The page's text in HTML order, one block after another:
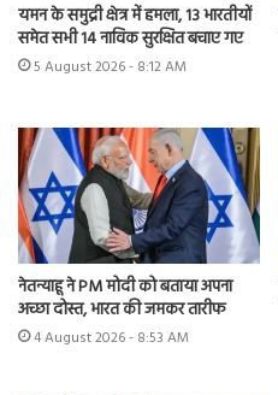
यमन के समुद्री क्षेत्र में हमला, 13 भारतीयों
समेत सभी 14 नाविक सुरक्षित बचाए गए
5 August 2026 - 8:12 AM
नेतन्याहू ने PM मोदी को बताया अपना
अच्छा दोस्त, भारत की जमकर तारीफ
4 August 2026 - 8:53 AM